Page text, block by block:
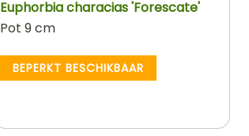
Euphorbia characias 'Forescate'
Pot 9 cm
BEPERKT BESCHIKBAAR